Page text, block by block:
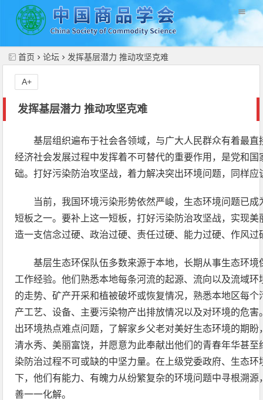
首页 论坛 发挥基层潜力 推动攻坚克难
发挥基层潜力 推动攻坚克难
A+
基层组织遍布于社会各领域，与广大人民群众有着最
经济社会发展过程中发挥着不可替代的重要作用，是党和
础。打好污染防治攻坚战，着力解决突出环境问题，同样
当前，我国环境污染形势依然严峻，生态环境问题已
短板之一。要补上这一短板，打好污染防治攻坚战，实现
造一支信念过硬、政治过硬、责任过硬、能力过硬、作风
基层生态环保队伍多数来源于本地，长期从事生态环
工作经验。他们熟悉本地每条河流的起源、流向以及流域
的走势、矿产开采和植被破坏或恢复情况，熟悉本地区每
产工艺、设备、主要污染物产出排放情况以及对环境的危
出环境热点难点问题，了解家乡父老对美好生态环境的期
清水秀、美丽富饶，并愿意为此奉献出他们的青春年华甚
染防治过程不可或缺的中坚力量。在上级党委政府、生态
下，他们有能力、有魄力从纷繁复杂的环境问题中寻根溯
善一一化解。